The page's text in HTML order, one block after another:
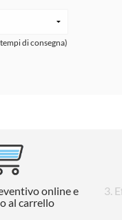
di consegna)
online e
al carrello
3.